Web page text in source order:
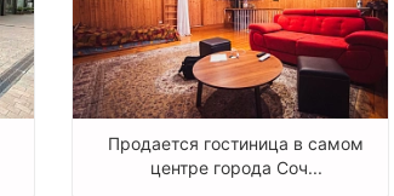
Продается гостиница в самом
центре города Соч...